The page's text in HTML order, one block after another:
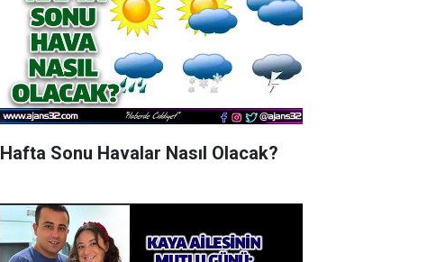
Hafta Sonu Havalar Nasıl Olacak?